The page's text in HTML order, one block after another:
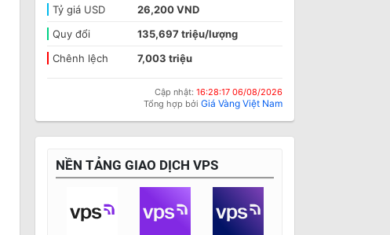
Tỷ giá USD
26,200 VND
Quy đổi
135,697 triệu/lượng
Chênh lệch
7,003 triệu
Cập nhật: 16:28:17 06/08/2026
Tổng hợp bởi Giá Vàng Việt Nam
NỀN TẢNG GIAO DỊCH VPS